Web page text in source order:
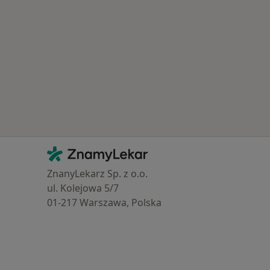
Kontakt
ZnamyLekar - Hlavní stránka
ZnanyLekarz Sp. z o.o.
ul. Kolejowa 5/7
01-217 Warszawa, Polska